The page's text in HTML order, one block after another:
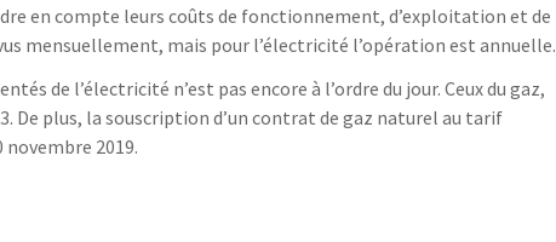
en compte leurs coûts de fonctionnement, d’exploitation et de
mensuellement, mais pour l’électricité l’opération est annuelle.
de l’électricité n’est pas encore à l’ordre du jour. Ceux du gaz,
De plus, la souscription d’un contrat de gaz naturel au tarif
2019.